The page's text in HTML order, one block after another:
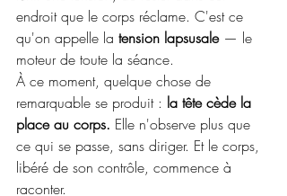
endroit que le corps réclame. C'est ce
qu'on appelle la tension lapsusale — le
moteur de toute la séance.
À ce moment, quelque chose de
remarquable se produit : la tête cède la
place au corps. Elle n'observe plus que
ce qui se passe, sans diriger. Et le corps,
libéré de son contrôle, commence à
raconter.